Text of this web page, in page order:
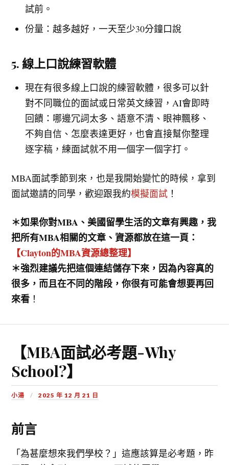
試前。
份量：越多越好，一天至少30分鐘口說
5. 線上口說練習軟體
現在有很多線上口說的練習軟體，很多可以針
對不同職位的面試或日常英文練習，AI會即時
回饋：哪邊冗詞太多、語意不清、眼神飄移、
不夠自信、怎麼表達更好，也會直接幫你整理
逐字稿，練面試就不用一個字一個字打。
MBA面試季節到來，也是我開始變忙的時候，拿到
面試邀請的同學，歡迎跟我約模擬面試 ！
＊如果你對MBA、美國留學生活的文章有興趣，我
把所有MBA相關的文章、資源都放在這一頁：
【Clayton的MBA資源總整理】
＊強烈建議先把這個連結儲存下來，因為內容真的
很多，而且在不同的階段，你很有可能會想要再回
來看 ！
【MBA面試必考題-Why
School?】
小湯 2025 年 12 月 21 日
前言
「為甚麼想來我們學校？」這應該算是必考題，昨